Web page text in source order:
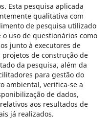
Esta pesquisa aplicada
qualitativa com
de pesquisa utilizado
o uso de questionários como
junto à executores de
de construção de
da pesquisa, além da
para gestão do
ambiental, verifica-se a
de dados,
aos resultados de
já realizados.